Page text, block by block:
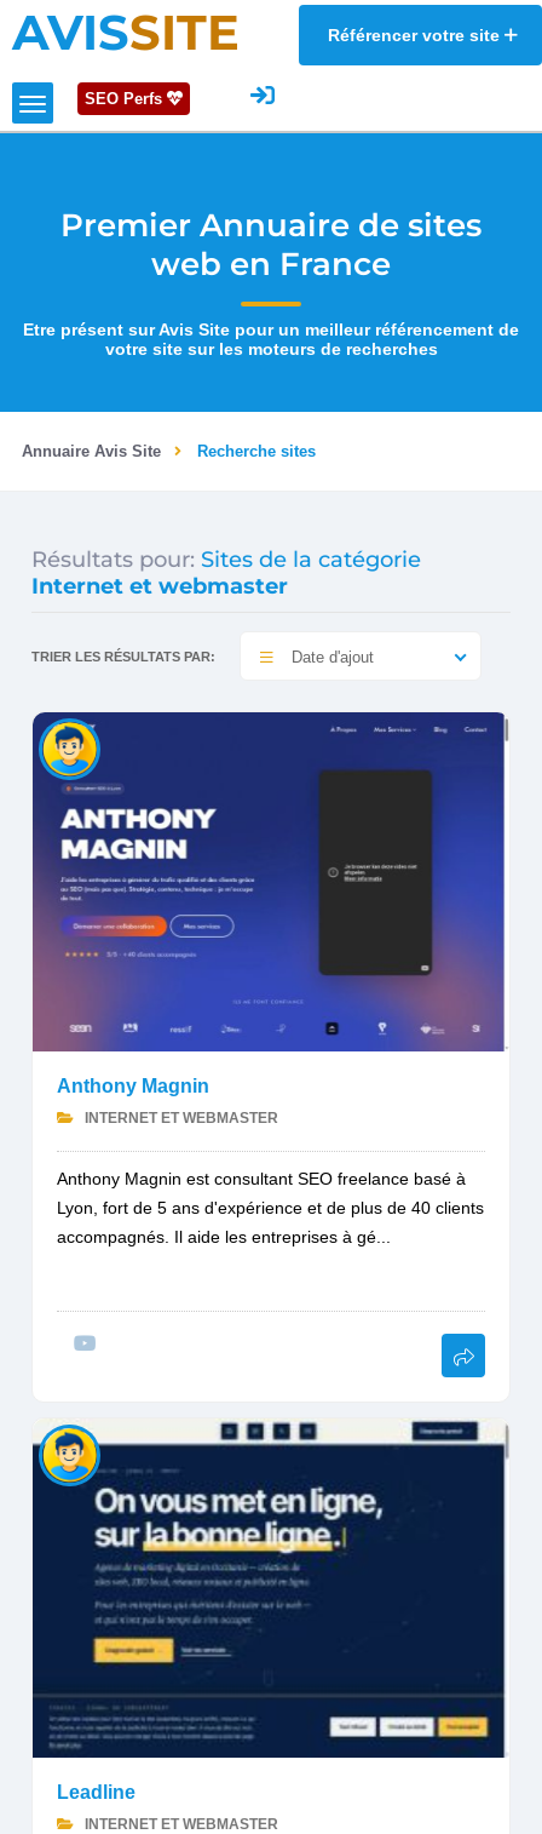
AVISSITE Référencer votre site
SEO Perfs
Premier Annuaire de sites
web en France
Etre présent sur Avis Site pour un meilleur référencement de
votre site sur les moteurs de recherches
Annuaire Avis Site Recherche sites
Résultats pour: Sites de la catégorie
Internet et webmaster
TRIER LES RÉSULTATS PAR: Date d'ajout
Anthony Magnin
INTERNET ET WEBMASTER
Anthony Magnin est consultant SEO freelance basé à
Lyon, fort de 5 ans d'expérience et de plus de 40 clients
accompagnés. Il aide les entreprises à gé...
Leadline
INTERNET ET WEBMASTER